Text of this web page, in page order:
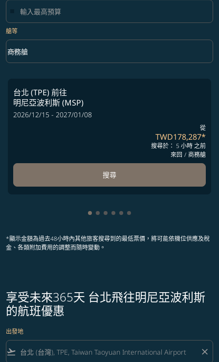
艙等
艙等 option 商務艙 Selected
商務艙
keyboard_arrow_down
台北 (TPE)前往
明尼亞波利斯 (MSP)
2026/12/15 - 2027/01/08
從
TWD178,287*
搜尋於： 5 小時 之前
來回 / 商務艙
搜尋
顯示 cmp-pagination-showing-
顯示 cmp-pagination-showing-
顯示 cmp-pagination-
顯示 cmp-pagination-
顯示 cmp-pagination-
顯示 cmp-pagination-
*顯示金額為過去48小時內其他旅客搜尋到的最低票價，將可能依機位供應及稅
金、各類附加費用的調整而隨時變動。
享受未來365天 台北飛往明尼亞波利斯
的航班優惠
出發地
flight_takeoff close